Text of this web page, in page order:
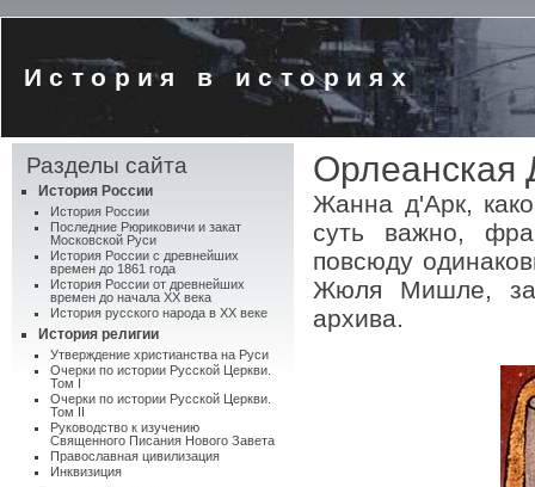
История в историях
Разделы сайта
История России
История России
Последние Рюриковичи и закат
Московской Руси
История России с древнейших
времен до 1861 года
История России от древнейших
времен до начала XX века
История русского народа в XX веке
История религии
Утверждение христианства на Руси
Очерки по истории Русской Церкви.
Том I
Очерки по истории Русской Церкви.
Том II
Руководство к изучению
Священного Писания Нового Завета
Православная цивилизация
Инквизиция
Орлеанская
Жанна д'Арк,
суть важно,
повсюду
Жюля Мишле,
архива.